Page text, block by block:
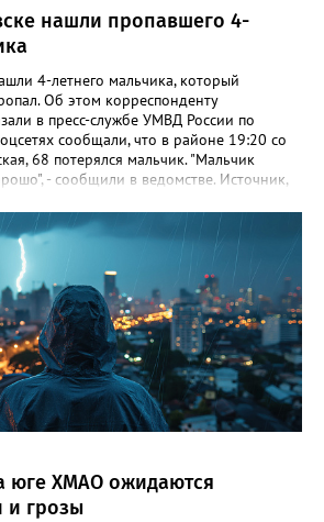
нашли пропавшего 4-
4-летнего мальчика, который
Об этом корреспонденту
в пресс-службе УМВД России по
сообщали, что в районе 19:20 со
68 потерялся мальчик. "Мальчик
- сообщили в ведомстве. Источник,
просто заблудился. По словам
гулял с сестрой, в какой-то момент она
от нее. "Мальчик гулял, пытаясь найти
его нашли прохожие и позвонили в
юге ХМАО ожидаются
и грозы